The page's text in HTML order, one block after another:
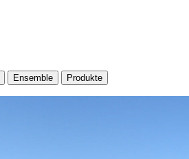
Ensemble Produkte